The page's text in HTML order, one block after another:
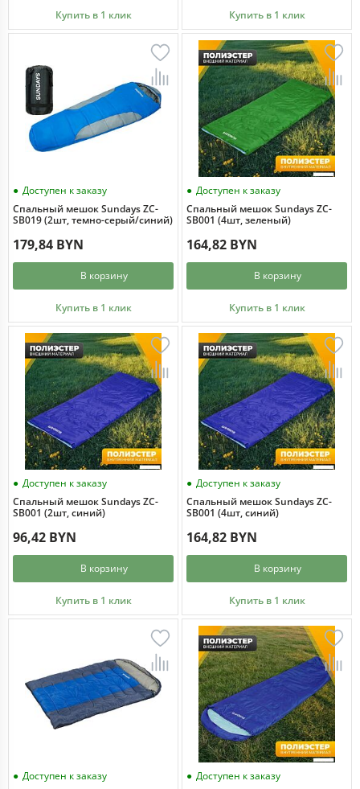
Купить в 1 клик Купить в 1 клик
Доступен к заказу
Спальный мешок Sundays ZC-
SB019 (2шт, темно-серый/синий)
179,84 BYN
В корзину
Купить в 1 клик
Доступен к заказу
Спальный мешок Sundays ZC-
SB001 (4шт, зеленый)
164,82 BYN
В корзину
Купить в 1 клик
Доступен к заказу
Спальный мешок Sundays ZC-
SB001 (2шт, синий)
96,42 BYN
В корзину
Купить в 1 клик
Доступен к заказу
Спальный мешок Sundays ZC-
SB001 (4шт, синий)
164,82 BYN
В корзину
Купить в 1 клик
Доступен к заказу
Доступен к заказу